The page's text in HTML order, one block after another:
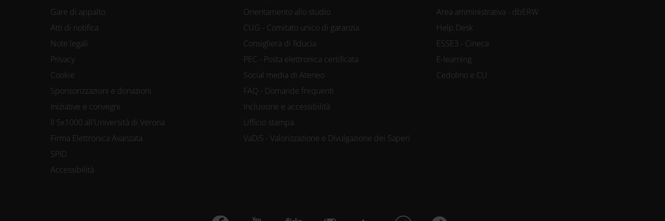
Gare di appalto
Atti di notifica
Note legali
Privacy
Cookie
Sponsorizzazioni e donazioni
Iniziative e convegni
Il 5x1000 all'Università di Verona
Firma Elettronica Avanzata
SPID
Accessibilità
Orientamento allo studio
CUG - Comitato unico di garanzia
Consigliera di fiducia
PEC - Posta elettronica certificata
Social media di Ateneo
FAQ - Domande frequenti
Inclusione e accessibilità
Ufficio stampa
VaDiS - Valorizzazione e Divulgazione dei Saperi
Area amministrativa - dbERW
Help Desk
ESSE3 - Cineca
E-learning
Cedolino e CU